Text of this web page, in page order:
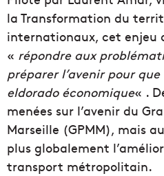
la Transformation du
internationaux, cet enjeu
« répondre aux
préparer l’avenir pour
eldorado économique« .
menées sur l’avenir du
Marseille (GPMM), mais
plus globalement
transport métropolitain.